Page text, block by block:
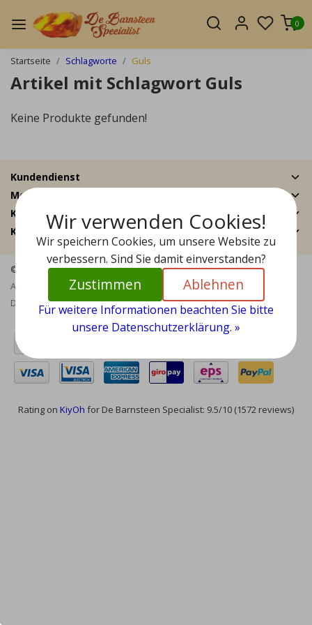
0
Startseite Schlagworte Guls
Artikel mit Schlagwort Guls
Keine Produkte gefunden!
Kundendienst
Mein Konto
Kategorien
Kontakt
© Copyright 2026 - Bernstein Specialist | RealisatieInStijl Media
Allgemeine Geschäftsbedingungen
Haftungsausschluss
Datenschutzrichtlinie|RSS Feed
Rating on KiyOh for De Barnsteen Specialist: 9.5/10 (1572 reviews)
Wir verwenden Cookies!
Wir speichern Cookies, um unsere Website zu
verbessern. Sind Sie damit einverstanden?
Zustimmen Ablehnen
Für weitere Informationen beachten Sie bitte
unsere Datenschutzerklärung. »